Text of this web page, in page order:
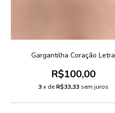
Gargantilha Coração Letra
R$100,00
3 x deR$33,33 sem juros